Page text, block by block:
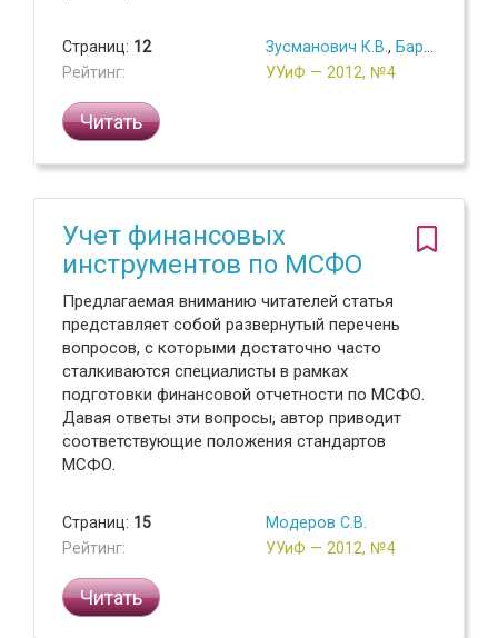
Страниц: 12
Рейтинг:
Зусманович К.В. , Бармина Ю.О.
УУиФ — 2012, №4
Читать
Учет финансовых
инструментов по МСФО
Предлагаемая вниманию читателей статья
представляет собой развернутый перечень
вопросов, с которыми достаточно часто
сталкиваются специалисты в рамках
подготовки финансовой отчетности по МСФО.
Давая ответы эти вопросы, автор приводит
соответствующие положения стандартов
МСФО.
Страниц: 15
Рейтинг:
Модеров С.В.
УУиФ — 2012, №4
Читать